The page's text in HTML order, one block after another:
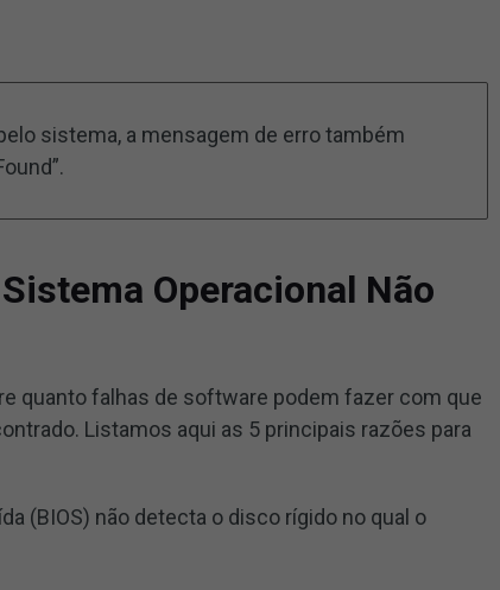
sistema, a mensagem de erro também
Operacional Não
quanto falhas de software podem fazer com que
Listamos aqui as 5 principais razões para
(BIOS) não detecta o disco rígido no qual o